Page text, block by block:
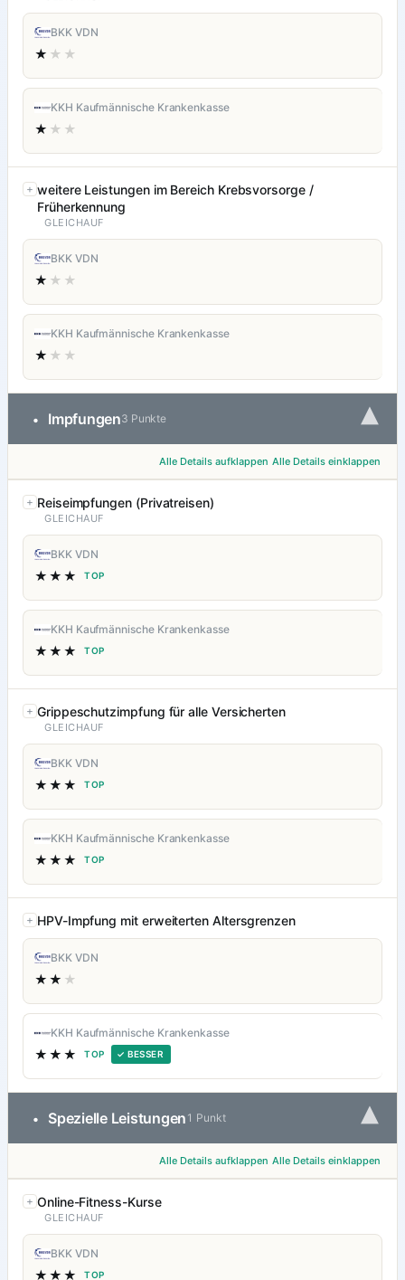
BKK VDN
★ ★★
KKH Kaufmännische Krankenkasse
★ ★★
weitere Leistungen im Bereich Krebsvorsorge /
Früherkennung
GLEICHAUF
BKK VDN
★ ★★
KKH Kaufmännische Krankenkasse
★ ★★
• Impfungen3 Punkte ▾
Alle Details aufklappen Alle Details einklappen
Reiseimpfungen (Privatreisen)
GLEICHAUF
BKK VDN
★★★ TOP
KKH Kaufmännische Krankenkasse
★★★ TOP
Grippeschutzimpfung für alle Versicherten
GLEICHAUF
BKK VDN
★★★ TOP
KKH Kaufmännische Krankenkasse
★★★ TOP
HPV-Impfung mit erweiterten Altersgrenzen
BKK VDN
★★ ★
KKH Kaufmännische Krankenkasse
★★★ TOP ✓ BESSER
• Spezielle Leistungen 1 Punkt ▾
Alle Details aufklappen Alle Details einklappen
Online-Fitness-Kurse
GLEICHAUF
BKK VDN
★★★ TOP